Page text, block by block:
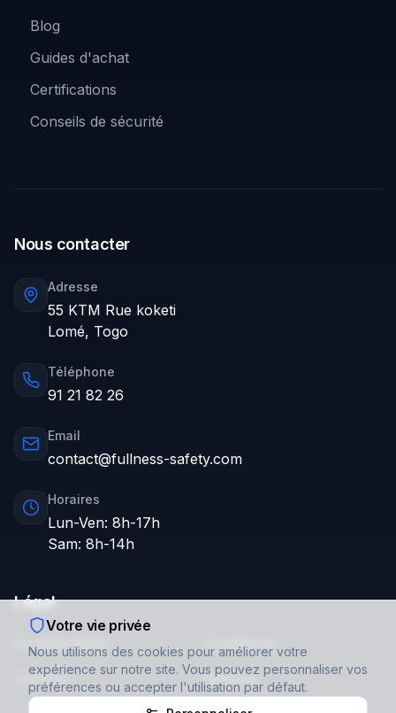
Blog
Guides d'achat
Certifications
Conseils de sécurité
Nous contacter
Adresse
55 KTM Rue koketi
Lomé, Togo
Téléphone
91 21 82 26
Email
contact@fullness-safety.com
Horaires
Lun-Ven: 8h-17h
Sam: 8h-14h
Légal
Confidentialité
Conditions
Cookies
Retours
Votre vie privée
Nous utilisons des cookies pour améliorer votre
expérience sur notre site. Vous pouvez personnaliser vos
préférences ou accepter l'utilisation par défaut.